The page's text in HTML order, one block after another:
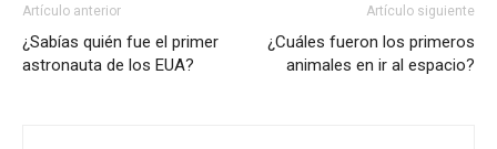
Artículo anterior
¿Sabías quién fue el primer
astronauta de los EUA?
Artículo siguiente
¿Cuáles fueron los primeros
animales en ir al espacio?